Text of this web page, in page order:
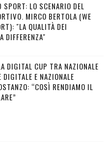
SPORT: LO SCENARIO DEL
MIRCO BERTOLA (WE
"LA QUALITÀ DEI
DIFFERENZA"
DIGITAL CUP TRA NAZIONALE
DIGITALE E NAZIONALE
“COSÌ RENDIAMO IL